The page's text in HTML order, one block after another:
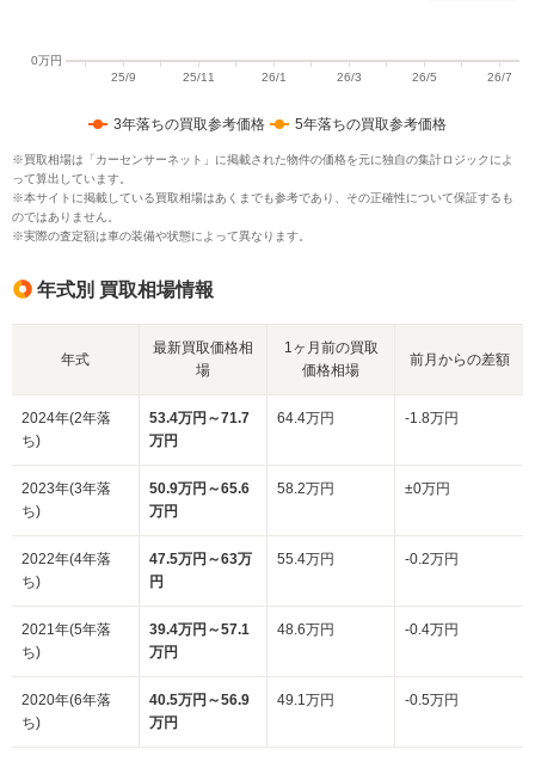
3年落ちの買取参考価格 5年落ちの買取参考価格
※買取相場は「カーセンサーネット」に掲載された物件の価格を元に独自の集計ロジックによ
って算出しています。
※本サイトに掲載している買取相場はあくまでも参考であり、その正確性について保証するも
のではありません。
※実際の査定額は車の装備や状態によって異なります。
年式別 買取相場情報
年式
最新買取価格相
場
1ヶ月前の買取
価格相場
前月からの差額
2024年(2年落
ち)
53.4万円～71.7
万円
64.4万円 -1.8万円
2023年(3年落
ち)
50.9万円～65.6
万円
58.2万円 ±0万円
2022年(4年落
ち)
47.5万円～63万
円
55.4万円 -0.2万円
2021年(5年落
ち)
39.4万円～57.1
万円
48.6万円 -0.4万円
2020年(6年落
ち)
40.5万円～56.9
万円
49.1万円 -0.5万円